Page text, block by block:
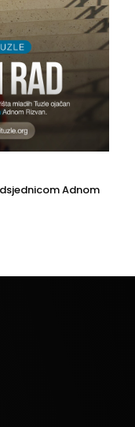
Adnom